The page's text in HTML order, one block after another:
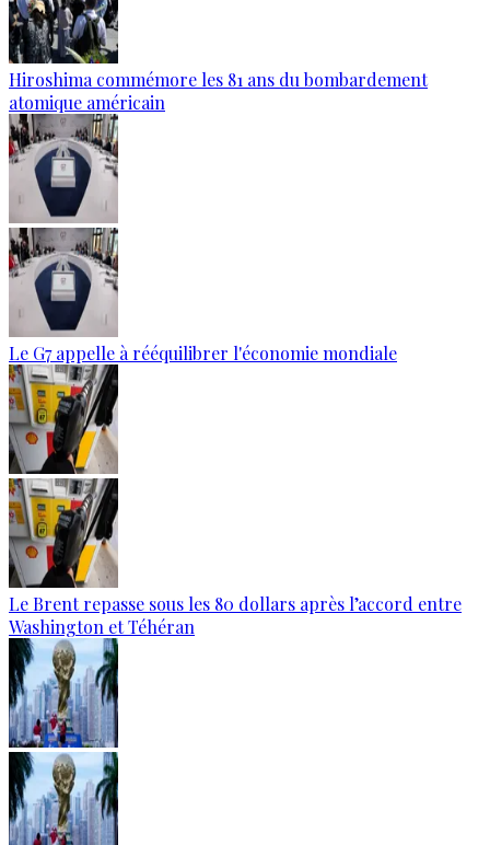
Hiroshima commémore les 81 ans du bombardement
atomique américain
Le G7 appelle à rééquilibrer l'économie mondiale
Le Brent repasse sous les 80 dollars après l’accord entre
Washington et Téhéran